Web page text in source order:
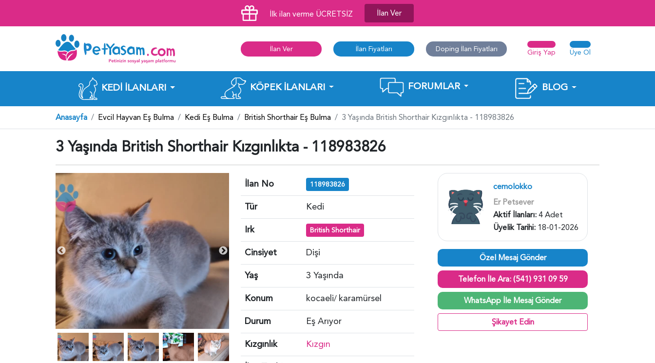
İlk ilan verme ÜCRETSİZ İlan Ver
İlan Ver İlan Fiyatları Doping İlan Fiyatları Giriş Yap Üye Ol
KEDI İLANLARI KÖPEK İLANLARI FORUMLAR BLOG
Anasayfa Evcil Hayvan Eş Bulma Kedi Eş Bulma British Shorthair Eş Bulma 3 Yaşında British Shorthair Kızgınlıkta - 118983826
3 Yaşında British Shorthair Kızgınlıkta - 118983826
İlan No 118983826
Tür
Kedi
Irk
British Shorthair
Cinsiyet
Dişi
Yaş
3 Yaşında
Konum
kocaeli/ karamürsel
Durum
Eş Arıyor
Kızgınlık
Kızgın
cemolokko
Er Petsever
Aktif İlanları:4 Adet
Üyelik Tarihi: 18-01-2026
Özel Mesaj Gönder
Telefon İle Ara: (541) 931 09 59
WhatsApp İle Mesaj Gönder
Şikayet Edin